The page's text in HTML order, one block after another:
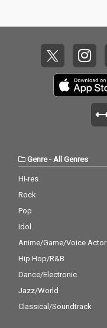
Genre- All Genres
Hi-res
Rock
Pop
Idol
Anime/Game/Voice Actor
Hip Hop/R&B
Dance/Electronic
Jazz/World
Classical/Soundtrack